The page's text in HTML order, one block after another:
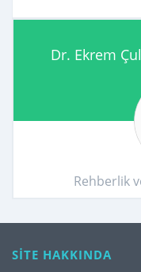
Dr. Ekrem
Rehberlik
SİTE HAKKINDA